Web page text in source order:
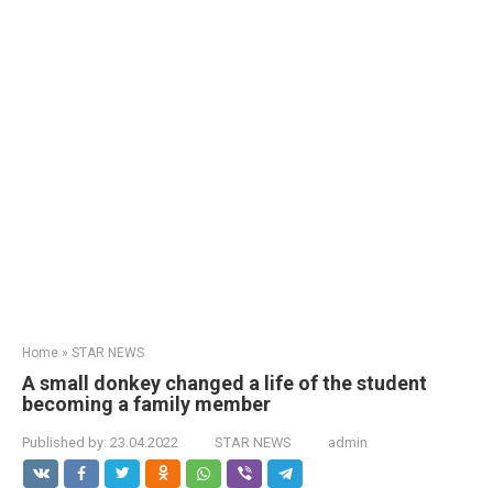
Home » STAR NEWS
A small donkey changed a life of the student
becoming a family member
Published by: 23.04.2022 STAR NEWS admin